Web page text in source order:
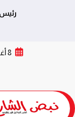
8 أغسطس، 2026